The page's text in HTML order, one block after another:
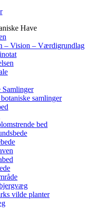
Have
– Vision – Værdigrundlag
Samlinger
samlinger
bed
vilde planter